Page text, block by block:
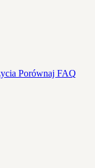
Porównaj FAQ